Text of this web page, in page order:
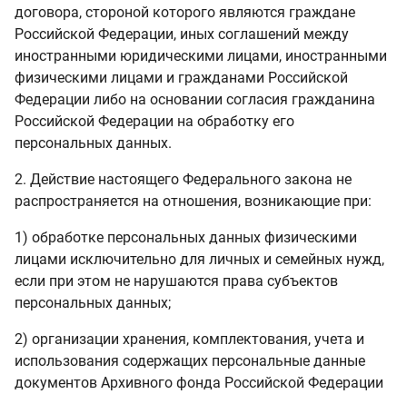
договора, стороной которого являются граждане
Российской Федерации, иных соглашений между
иностранными юридическими лицами, иностранными
физическими лицами и гражданами Российской
Федерации либо на основании согласия гражданина
Российской Федерации на обработку его
персональных данных.
2. Действие настоящего Федерального закона не
распространяется на отношения, возникающие при:
1) обработке персональных данных физическими
лицами исключительно для личных и семейных нужд,
если при этом не нарушаются права субъектов
персональных данных;
2) организации хранения, комплектования, учета и
использования содержащих персональные данные
документов Архивного фонда Российской Федерации